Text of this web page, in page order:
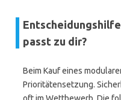
passt zu dir?
Beim Kauf eines
Prioritätensetzung.